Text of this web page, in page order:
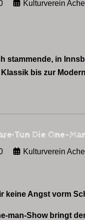
Kulturverein
stammende, in
bis zur
Die One-
Kulturverein
keine Angst vorm
man-Show bringt